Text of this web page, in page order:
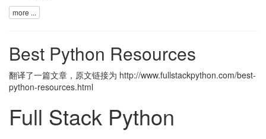
more ...
Best Python Resources
翻译了一篇文章，原文链接为 http://www.fullstackpython.com/best-
python-resources.html
Full Stack Python